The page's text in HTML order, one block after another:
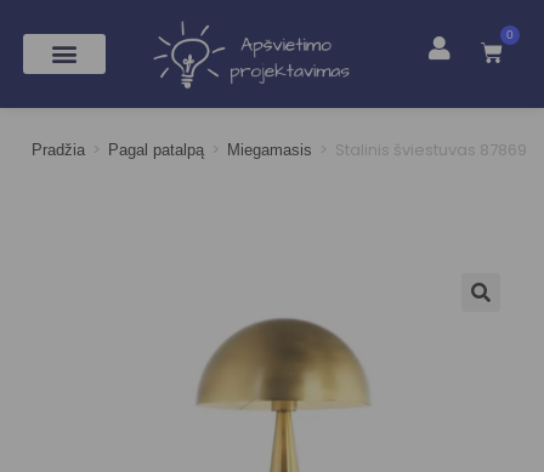
0
Pradžia > Pagal patalpą > Miegamasis > Stalinis šviestuvas 87869